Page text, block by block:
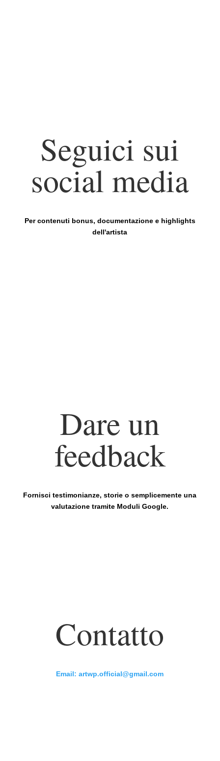
Seguici sui
social media
Per contenuti bonus, documentazione e highlights
dell'artista
Dare un
feedback
Fornisci testimonianze, storie o semplicemente una
valutazione tramite Moduli Google.
Contatto
Email: artwp.official@gmail.com